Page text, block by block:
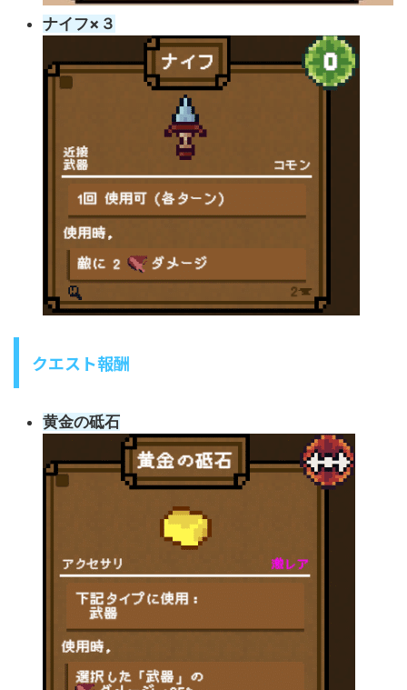
ナイフ×３
クエスト報酬
黄金の砥石